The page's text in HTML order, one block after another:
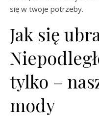
się w twoje potrzeby.
Jak się
tylko –
mody